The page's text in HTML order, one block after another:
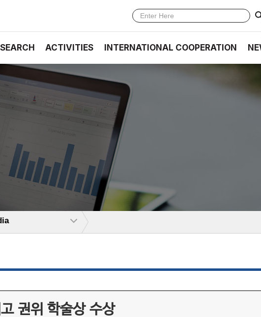
ACTIVITIES INTERNATIONAL COOPERATION
권위 학술상 수상